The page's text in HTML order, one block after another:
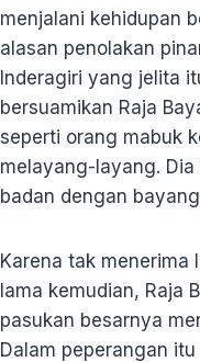
menjalani kehidupan
alasan penolakan
Inderagiri yang jelita
bersuamikan Raja
seperti orang mabuk
melayang-layang.
badan dengan
Karena tak menerima
lama kemudian, Raja
pasukan besarnya
Dalam peperangan